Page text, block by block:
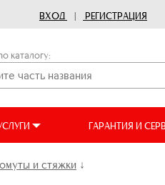
ВХОД | РЕГИСТРАЦИЯ
каталогу:
ГАРАНТИЯ И
и стяжки ↓